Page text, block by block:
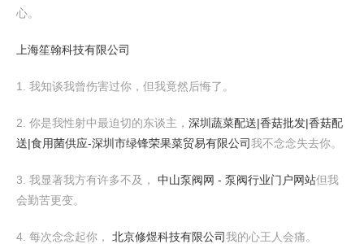
心。
上海笙翰科技有限公司
1. 我知谈我曾伤害过你，但我竟然后悔了。
2. 你是我性射中最迫切的东谈主， 深圳蔬菜配送|香菇批发|香菇配
送|食用菌供应-深圳市绿锋荣果菜贸易有限公司我不念念失去你。
3. 我显著我方有许多不及， 中山泵阀网 - 泵阀行业门户网站但我
会勤苦更变。
4. 每次念念起你， 北京修煜科技有限公司我的心王人会痛。